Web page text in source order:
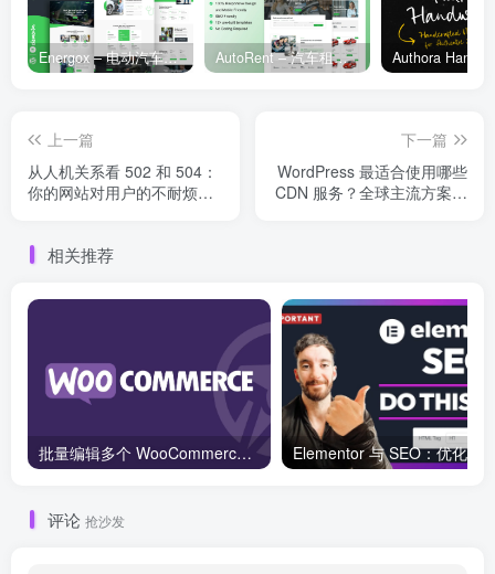
Energox – 电动汽车充电站 Elementor 模板套件 AutoRent – 汽车租赁服务 Elementor 模板套件
上一篇
从人机关系看 502 和 504：
你的网站对用户的不耐烦有
下一篇
WordPress 最适合使用哪些
CDN 服务？全球主流方案对
相关推荐
批量编辑多个 WooCommerce 产品变体价格的 2 个方法？
评论 抢沙发